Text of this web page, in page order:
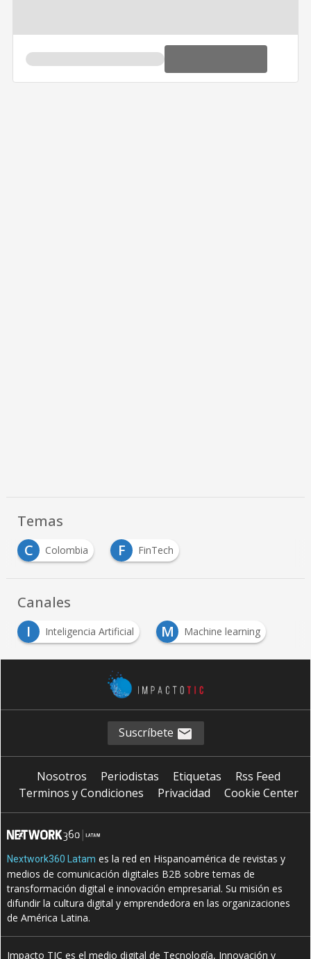
Temas
C
Colombia F FinTech
Canales
I
Inteligencia Artificial M Machine learning
Suscríbete
Nosotros Periodistas Etiquetas
Rss Feed
Terminos y Condiciones
Privacidad Cookie Center
Nextwork360 Latam es la red en Hispanoamérica de revistas y
medios de comunicación digitales B2B sobre temas de
transformación digital e innovación empresarial. Su misión es
difundir la cultura digital y emprendedora en las organizaciones
de América Latina.
Impacto TIC es el medio digital de Tecnología, Innovación y